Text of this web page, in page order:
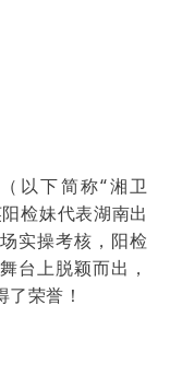
以下简称“湘卫
检妹代表湖南出
实操考核，阳检
台上脱颖而出，
荣誉！